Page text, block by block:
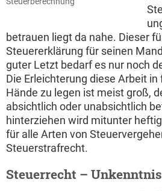
betrauen liegt da nahe. Dieser
Steuererklärung für seinen
guter Letzt bedarf es nur noch
Die Erleichterung diese Arbeit
Hände zu legen ist meist groß,
absichtlich oder unabsichtlich
hinterziehen wird mitunter
für alle Arten von
Steuerstrafrecht.
Steuerrecht –